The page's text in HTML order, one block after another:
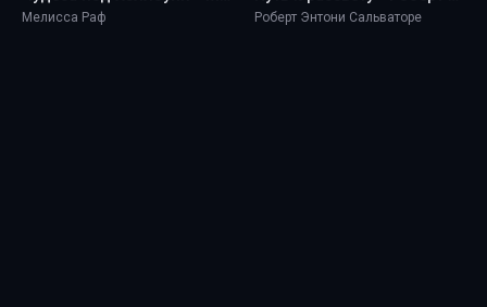
Мелисса Раф Роберт Энтони Сальваторе